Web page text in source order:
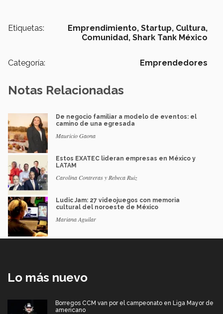
Etiquetas: Emprendimiento, Startup, Cultura,
Comunidad, Shark Tank México
Categoría: Emprendedores
Notas Relacionadas
De negocio familiar a modelo de eventos: el
camino de una egresada
Mauricio Gaona
Estos EXATEC lideran empresas en México y
LATAM
Carolina Contreras y Rebeca Ruiz
Ludic Jam: 27 videojuegos con memoria
cultural del noroeste de México
Mariana Aguilar
Lo más nuevo
Borregos CCM van por el campeonato en Liga Mayor de
americano